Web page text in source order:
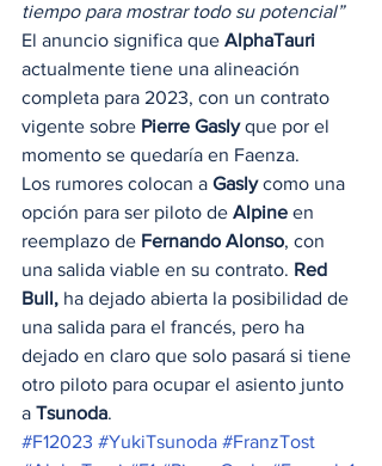
tiempo para mostrar todo su potencial”
El anuncio significa que AlphaTauri
actualmente tiene una alineación
completa para 2023, con un contrato
vigente sobre Pierre Gasly que por el
momento se quedaría en Faenza.
Los rumores colocan a Gasly como una
opción para ser piloto de Alpine en
reemplazo de Fernando Alonso, con
una salida viable en su contrato. Red
Bull, ha dejado abierta la posibilidad de
una salida para el francés, pero ha
dejado en claro que solo pasará si tiene
otro piloto para ocupar el asiento junto
a Tsunoda.
#F12023 #YukiTsunoda #FranzTost